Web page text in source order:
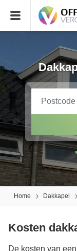
Home Dakkapel
Kosten
De kosten van